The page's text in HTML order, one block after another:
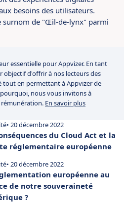
besoins des utilisateurs.
de "Œil-de-lynx" parmi
essentielle pour Appvizer. En tant
objectif d'offrir à nos lecteurs des
tout en permettant à Appvizer de
nous vous invitons à
En savoir plus
• 20 décembre 2022
du Cloud Act et la
réglementaire européenne
• 20 décembre 2022
européenne au
de notre souveraineté
?